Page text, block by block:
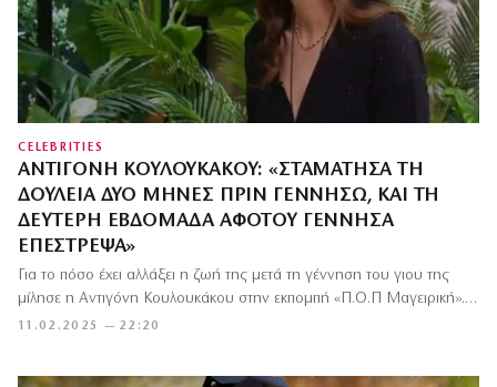
CELEBRITIES
ΑΝΤΙΓΌΝΗ ΚΟΥΛΟΥΚΆΚΟΥ: «ΣΤΑΜΆΤΗΣΑ ΤΗ
ΔΟΥΛΕΙΆ ΔΥΟ ΜΉΝΕΣ ΠΡΙΝ ΓΕΝΝΉΣΩ, ΚΑΙ ΤΗ
ΔΕΎΤΕΡΗ ΕΒΔΟΜΆΔΑ ΑΦΌΤΟΥ ΓΈΝΝΗΣΑ
ΕΠΈΣΤΡΕΨΑ»
11.02.2025 — 22:20
Για το πόσο έχει αλλάξει η ζωή της μετά τη γέννηση του γιου της
μίλησε η Αντιγόνη Κουλουκάκου στην εκπομπή «Π.Ο.Π Μαγειρική».…